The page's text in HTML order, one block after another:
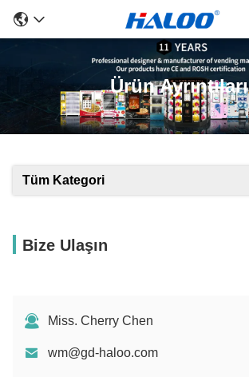
Ürün Ayrıntıları
Tüm Kategori
Bize Ulaşın
Miss. Cherry Chen
wm@gd-haloo.com